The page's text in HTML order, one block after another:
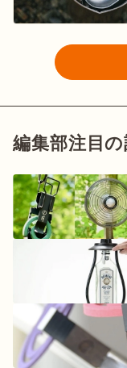
編集部注目